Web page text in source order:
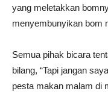
yang meletakkan
menyembunyikan bom
Semua pihak bicara
bilang, “Tapi jangan
pesta makan malam di